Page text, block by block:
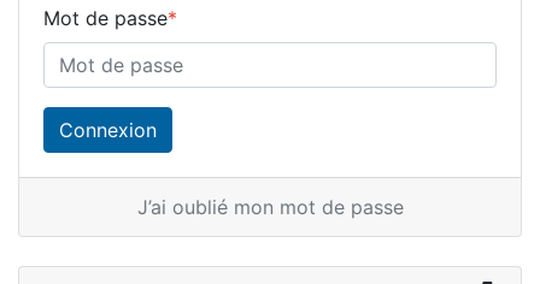
Mot de passe*
J’ai oublié mon mot de passe